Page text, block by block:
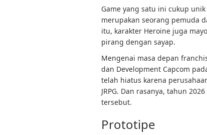
Game yang satu ini cukup
merupakan seorang pemuda
itu, karakter Heroine juga
pirang dengan sayap.
Mengenai masa depan
dan Development Capcom
telah hiatus karena
JRPG. Dan rasanya, tahun
tersebut.
Prototipe